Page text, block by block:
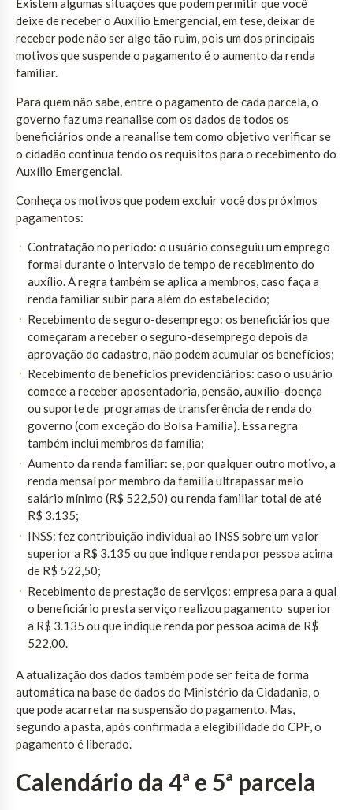
Existem algumas situações que podem permitir que você
deixe de receber o Auxílio Emergencial, em tese, deixar de
receber pode não ser algo tão ruim, pois um dos principais
motivos que suspende o pagamento é o aumento da renda
familiar.
Para quem não sabe, entre o pagamento de cada parcela, o
governo faz uma reanalise com os dados de todos os
beneficiários onde a reanalise tem como objetivo verificar se
o cidadão continua tendo os requisitos para o recebimento do
Auxílio Emergencial.
Conheça os motivos que podem excluir você dos próximos
pagamentos:
Contratação no período: o usuário conseguiu um emprego
formal durante o intervalo de tempo de recebimento do
auxílio. A regra também se aplica a membros, caso faça a
renda familiar subir para além do estabelecido;
Recebimento de seguro-desemprego: os beneficiários que
começaram a receber o seguro-desemprego depois da
aprovação do cadastro, não podem acumular os benefícios;
Recebimento de benefícios previdenciários: caso o usuário
comece a receber aposentadoria, pensão, auxílio-doença
ou suporte de programas de transferência de renda do
governo (com exceção do Bolsa Família). Essa regra
também inclui membros da família;
Aumento da renda familiar: se, por qualquer outro motivo, a
renda mensal por membro da família ultrapassar meio
salário mínimo (R$ 522,50) ou renda familiar total de até
R$ 3.135;
INSS: fez contribuição individual ao INSS sobre um valor
superior a R$ 3.135 ou que indique renda por pessoa acima
de R$ 522,50;
Recebimento de prestação de serviços: empresa para a qual
o beneficiário presta serviço realizou pagamento superior
a R$ 3.135 ou que indique renda por pessoa acima de R$
522,00.
A atualização dos dados também pode ser feita de forma
automática na base de dados do Ministério da Cidadania, o
que pode acarretar na suspensão do pagamento. Mas,
segundo a pasta, após confirmada a elegibilidade do CPF, o
pagamento é liberado.
Calendário da 4ª e 5ª parcela